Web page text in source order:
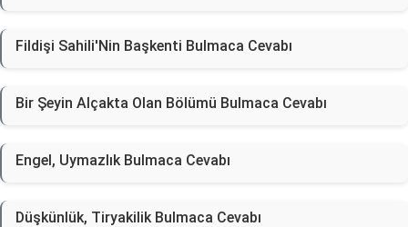
Fildişi Sahili'Nin Başkenti Bulmaca Cevabı
Bir Şeyin Alçakta Olan Bölümü Bulmaca Cevabı
Engel, Uymazlık Bulmaca Cevabı
Düşkünlük, Tiryakilik Bulmaca Cevabı